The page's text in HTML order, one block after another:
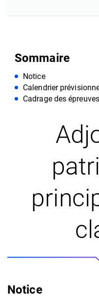
Sommaire
Notice
Calendrier
Cadrage des épreuves
Notice